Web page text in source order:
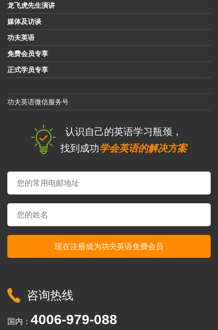
龙飞虎先生演讲
媒体及访谈
功夫英语
免费会员专享
正式学员专享
功夫英语微信服务号
认识自己的英语学习瓶颈，
找到成功学会英语的解决方案
咨询热线
国内： 4006-979-088